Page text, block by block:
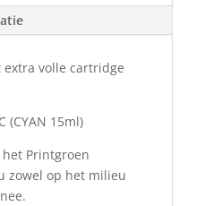
extra volle cartridge
(CYAN 15ml)
Printgroen
zowel op het milieu